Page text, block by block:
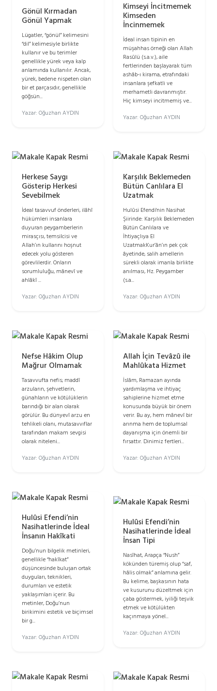
Gönül Kırmadan
Gönül Yapmak
Lügatler, “gönül” kelimesini
“dil” kelimesiyle birlikte
kullanır ve bu terimler
genellikle yürek veya kalp
anlamında kullanılır. Ancak,
yürek, bedene nispeten olan
bir et parçasıdır, genellikle
göğsün...
Yazar: Oğuzhan AYDIN
Kimseyi İncitmemek
Kimseden
İncinmemek
İdeal insan tipinin en
müşahhas örneği olan Allah
Rasûlü (s.a.v.), aile
fertlerinden başlayarak tüm
ashâb-ı kirama, etrafındaki
insanlara şefkatli ve
merhametli davranmıştır.
Hiç kimseyi incitmemiş ve...
Yazar: Oğuzhan AYDIN
Herkese Saygı
Gösterip Herkesi
Sevebilmek
İdeal tasavvuf önderleri, ilâhî
hükümleri insanlara
duyuran peygamberlerin
mirasçısı, temsilcisi ve
Allah’ın kullarını hoşnut
edecek yolu gösteren
görevlilerdir. Onların
sorumluluğu, mânevî ve
ahlâkî ...
Yazar: Oğuzhan AYDIN
Karşılık Beklemeden
Bütün Canlılara El
Uzatmak
Hulûsi Efendi'nin Nasihat
Şiirinde: Karşılık Beklemeden
Bütün Canlılara ve
İhtiyaçlıya El
UzatmakKur’ân’ın pek çok
âyetinde, salih amellerin
sürekli olarak imanla birlikte
anılması, Hz. Peygamber
(s.a...
Yazar: Oğuzhan AYDIN
Nefse Hâkim Olup
Mağrur Olmamak
Tasavvufta nefis; maddî
arzuların, şehvetlerin,
günahların ve kötülüklerin
barındığı bir alan olarak
görülür. Bu dünyevî arzu en
tehlikeli olanı, mutasavvıflar
tarafından makam sevgisi
olarak niteleni...
Yazar: Oğuzhan AYDIN
Allah İçin Tevâzû ile
Mahlûkata Hizmet
İslâm, Ramazan ayında
yardımlaşma ve ihtiyaç
sahiplerine hizmet etme
konusunda büyük bir önem
verir. Bu ay, hem mânevî bir
arınma hem de toplumsal
dayanışma için önemli bir
fırsattır. Dinimiz fertleri...
Yazar: Oğuzhan AYDIN
Hulûsi Efendi’nin
Nasihatlerinde İdeal
İnsanın Hakîkati
Doğu’nun bilgelik metinleri,
genellikle “hakîkat”
düşüncesinde buluşan ortak
duyguları, teknikleri,
durumları ve estetik
yaklaşımları içerir. Bu
metinler, Doğu’nun
birikimini estetik ve biçimsel
bir g...
Yazar: Oğuzhan AYDIN
Hulûsi Efendi’nin
Nasihatlerinde İdeal
İnsan Tipi
Nasîhat, Arapça “Nush”
kökünden türemiş olup “saf,
hâlis olmak” anlamına gelir.
Bu kelime, başkasının hata
ve kusurunu düzeltmek için
çaba göstermek, iyiliği teşvik
etmek ve kötülükten
kaçınmaya yönel...
Yazar: Oğuzhan AYDIN